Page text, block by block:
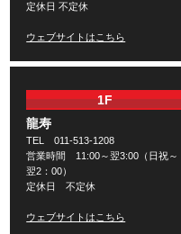
定休日 不定休
ウェブサイトはこちら
1F
龍寿
TEL 011-513-1208
営業時間 11:00～翌3:00（日祝～
翌2：00）
定休日 不定休
ウェブサイトはこちら